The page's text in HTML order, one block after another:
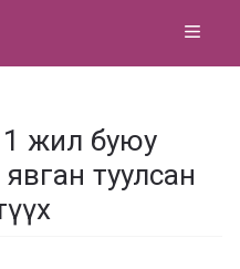
жил буюу
туулсан